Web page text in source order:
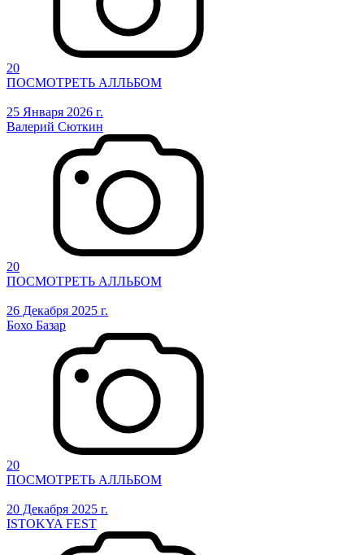
20
ПОСМОТРЕТЬ АЛЛЬБОМ
25 Января 2026 г.
Валерий Сюткин
20
ПОСМОТРЕТЬ АЛЛЬБОМ
26 Декабря 2025 г.
Бохо Базар
20
ПОСМОТРЕТЬ АЛЛЬБОМ
20 Декабря 2025 г.
ISTOKYA FEST